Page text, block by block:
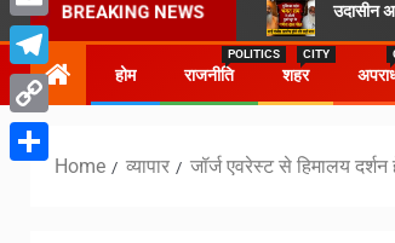
BREAKING NEWS उदासीन
होम राजनीति
POLITICS
शहर
CITY
Home व्यापार जॉर्ज एवरेस्ट से हिमालय
Email
Telegram
Copy
Share